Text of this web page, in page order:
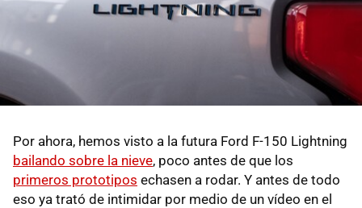
Por ahora, hemos visto a la futura Ford F-150 Lightning
bailando sobre la nieve, poco antes de que los
primeros prototipos echasen a rodar. Y antes de todo
eso ya trató de intimidar por medio de un vídeo en el